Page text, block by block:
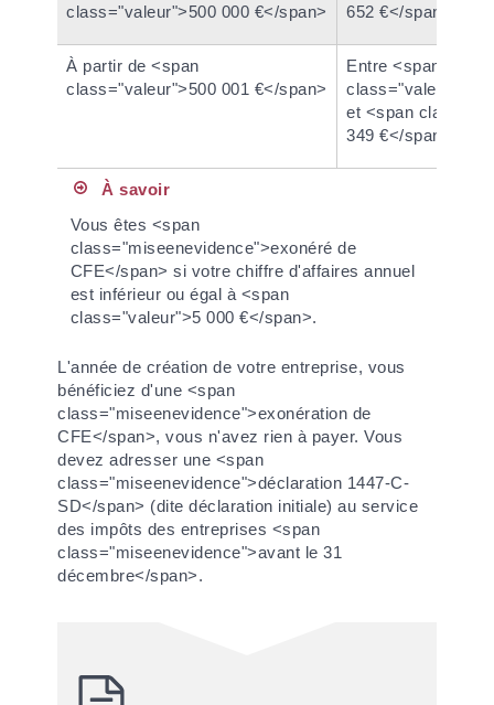
class="valeur">500 000 €</span> 652 €</span>
À partir de <span
class="valeur">500 001 €</span>
Entre <span
et <span
349 €</span>
À savoir
Vous êtes <span
class="miseenevidence">exonéré de
CFE</span> si votre chiffre d'affaires annuel
est inférieur ou égal à <span
class="valeur">5 000 €</span>.
L'année de création de votre entreprise, vous
bénéficiez d'une <span
class="miseenevidence">exonération de
CFE</span>, vous n'avez rien à payer. Vous
devez adresser une <span
class="miseenevidence">déclaration 1447-C-
SD</span> (dite déclaration initiale) au service
des impôts des entreprises <span
class="miseenevidence">avant le 31
décembre</span>.